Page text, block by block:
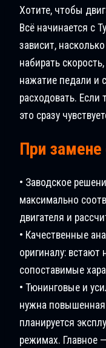
Хотите, чтобы
Всё начинается с
зависит,
набирать
нажатие педали и
расходовать. Если
это сразу
При замене
• Заводское
максимально
двигателя и
• Качественные
оригиналу:
сопоставимые
• Тюнинговые и
нужна повышенная
планируется
режимах. Главное